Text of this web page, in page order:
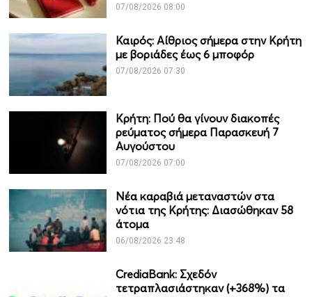
07/08/2026 08:00
Καιρός: Αίθριος σήμερα στην Κρήτη
με βοριάδες έως 6 μποφόρ
07/08/2026 07:30
Κρήτη: Πού θα γίνουν διακοπές
ρεύματος σήμερα Παρασκευή 7
Αυγούστου
07/08/2026 07:00
Νέα καραβιά μεταναστών στα
νότια της Κρήτης: Διασώθηκαν 58
άτομα
06/08/2026 23:48
CrediaBank: Σχεδόν
τετραπλασιάστηκαν (+368%) τα